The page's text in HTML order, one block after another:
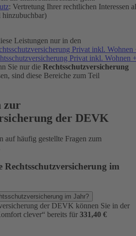
: Vertretung Ihrer rechtlichen Interessen
hinzubuchbar)
Leistungen nur in den
Privat inkl. Wohnen
Privat inkl. Wohnen
Sie nur die Rechtsschutzversicherung
sind diese Bereiche zum Teil
zur
der DEVK
auf häufig gestellte Fragen zum
Rechtsschutzversicherung im
im Jahr?
der DEVK können Sie in der
clever“ bereits für 331,40 €